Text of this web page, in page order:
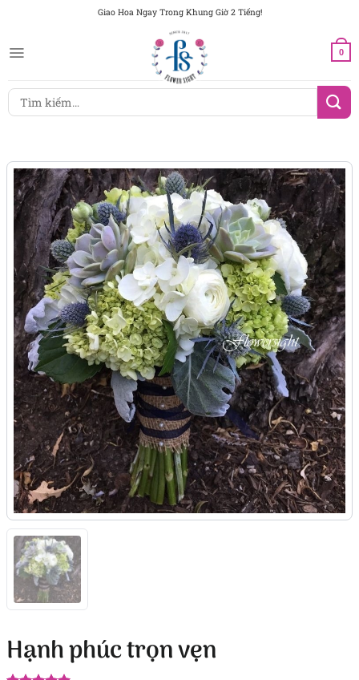
dung
Giao Hoa Ngay Trong Khung Giờ 2 Tiếng!
0
Tìm
kiếm:
Hạnh phúc trọn vẹn